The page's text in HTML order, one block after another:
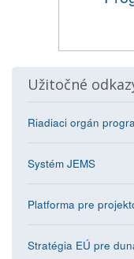
Užitočné
Riadiaci orgán
Systém JEMS
Platforma pre
Stratégia EÚ pre